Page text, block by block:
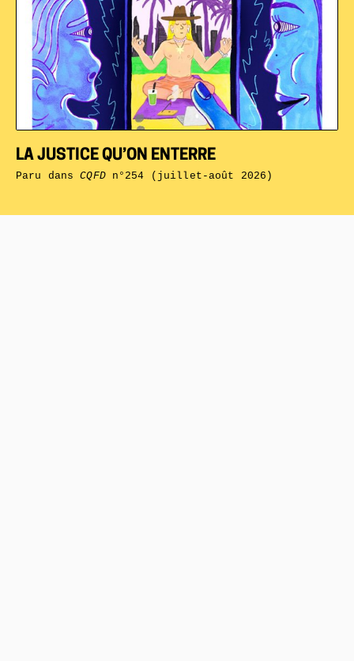
LA JUSTICE QU’ON ENTERRE
Paru dansCQFDn°254 (juillet-août 2026)